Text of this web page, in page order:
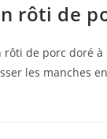
rôti de
rôti de porc doré
les manches